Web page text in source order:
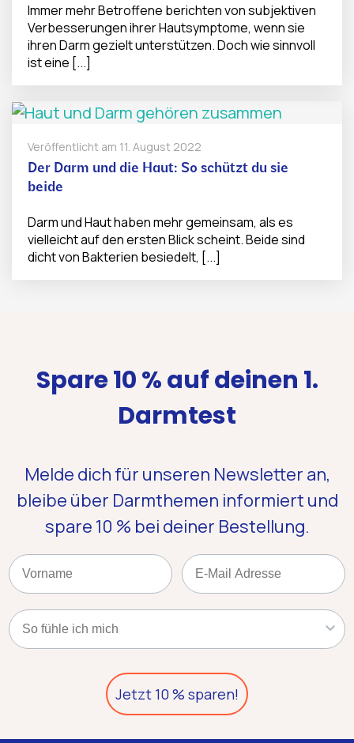
Immer mehr Betroffene berichten von subjektiven
Verbesserungen ihrer Hautsymptome, wenn sie
ihren Darm gezielt unterstützen. Doch wie sinnvoll
ist eine [...]
Veröffentlicht am 11. August 2022
Der Darm und die Haut: So schützt du sie
beide
Darm und Haut haben mehr gemeinsam, als es
vielleicht auf den ersten Blick scheint. Beide sind
dicht von Bakterien besiedelt, [...]
Spare 10 % auf deinen 1.
Darmtest
Melde dich für unseren Newsletter an,
bleibe über Darmthemen informiert und
spare 10 % bei deiner Bestellung.
Name Email
Kategorie
Jetzt 10 % sparen!